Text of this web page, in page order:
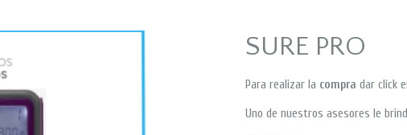
SURE PRO
Para realizar la compra dar click
Uno de nuestros asesores le